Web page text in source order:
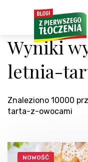
Wyniki
letnia-
Znaleziono 10000
tarta-z-owocami
NOWOŚĆ